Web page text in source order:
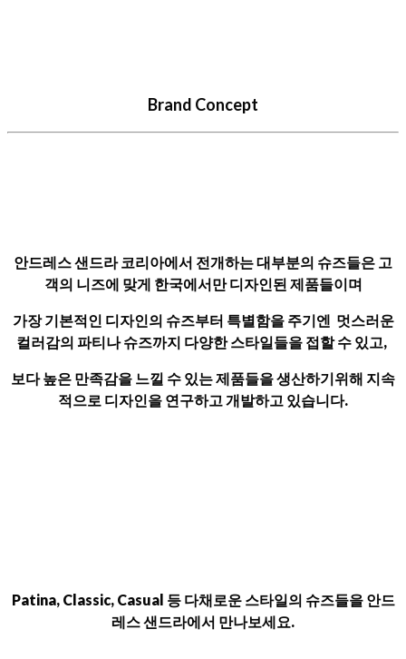
Brand Concept
안드레스 샌드라 코리아에서 전개하는 대부분의 슈즈들은 고
객의 니즈에 맞게 한국에서만 디자인된 제품들이며
가장 기본적인 디자인의 슈즈부터 특별함을 주기엔 멋스러운
컬러감의 파티나 슈즈까지 다양한 스타일들을 접할 수 있고,
보다 높은 만족감을 느낄 수 있는 제품들을 생산하기위해 지속
적으로 디자인을 연구하고 개발하고 있습니다.
Patina, Classic, Casual 등 다채로운 스타일의 슈즈들을 안드
레스 샌드라에서 만나보세요.